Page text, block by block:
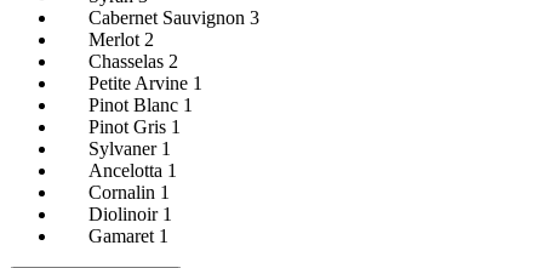
Cabernet Sauvignon 3
Merlot 2
Chasselas 2
Petite Arvine 1
Pinot Blanc 1
Pinot Gris 1
Sylvaner 1
Ancelotta 1
Cornalin 1
Diolinoir 1
Gamaret 1